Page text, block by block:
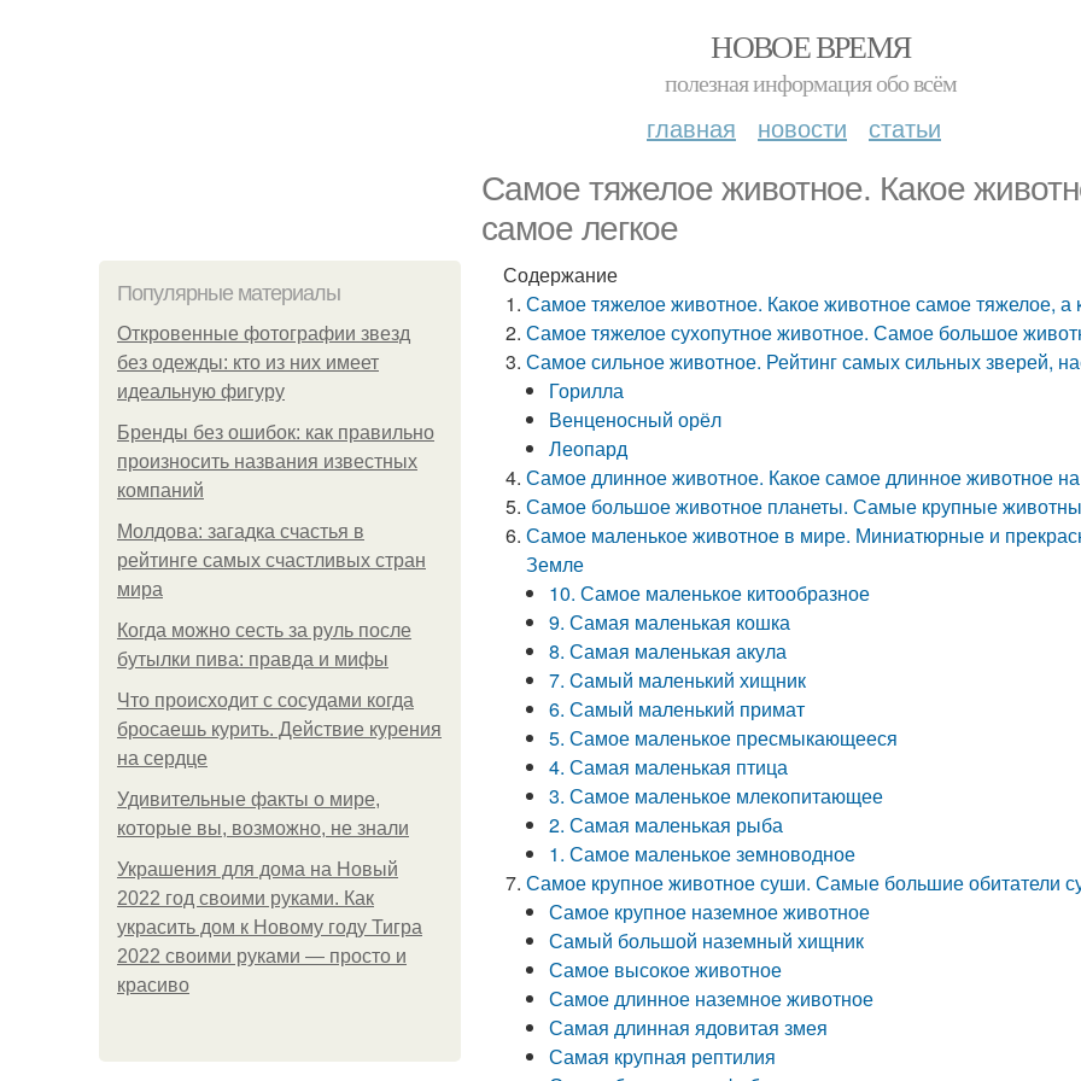
НОВОЕ ВРЕМЯ
полезная информация обо всём
главная новости статьи
Самое тяжелое животное. Какое
самое легкое
Популярные материалы
Откровенные фотографии звезд
без одежды: кто из них имеет
идеальную фигуру
Бренды без ошибок: как правильно
произносить названия известных
компаний
Молдова: загадка счастья в
рейтинге самых счастливых стран
мира
Когда можно сесть за руль после
бутылки пива: правда и мифы
Что происходит с сосудами когда
бросаешь курить. Действие курения
на сердце
Удивительные факты о мире,
которые вы, возможно, не знали
Украшения для дома на Новый
2022 год своими руками. Как
украсить дом к Новому году Тигра
2022 своими руками — просто и
красиво
Содержание
Самое тяжелое животное. Какое животное самое тяжелое, а
Самое тяжелое сухопутное животное. Самое большое
Самое сильное животное. Рейтинг самых сильных зверей,
Горилла
Венценосный орёл
Леопард
Самое длинное животное. Какое самое длинное животное
Самое большое животное планеты. Самые крупные
Самое маленькое животное в мире. Миниатюрные и
Земле
10. Самое маленькое китообразное
9. Самая маленькая кошка
8. Самая маленькая акула
7. Cамый маленький хищник
6. Самый маленький примат
5. Самое маленькое пресмыкающееся
4. Самая маленькая птица
3. Самое маленькое млекопитающее
2. Самая маленькая рыба
1. Самое маленькое земноводное
Самое крупное животное суши. Самые большие обитатели
Самое крупное наземное животное
Самый большой наземный хищник
Самое высокое животное
Самое длинное наземное животное
Самая длинная ядовитая змея
Самая крупная рептилия